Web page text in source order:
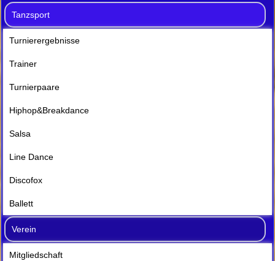
Tanzsport
Turnierergebnisse
Trainer
Turnierpaare
Hiphop&Breakdance
Salsa
Line Dance
Discofox
Ballett
Verein
Mitgliedschaft